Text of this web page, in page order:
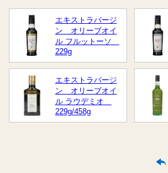
エキストラバージ
ン オリーブオイ
ル フルットーソ
229g
エキストラバージ
ン オリーブオイ
ル ラウデミオ
229g/458g